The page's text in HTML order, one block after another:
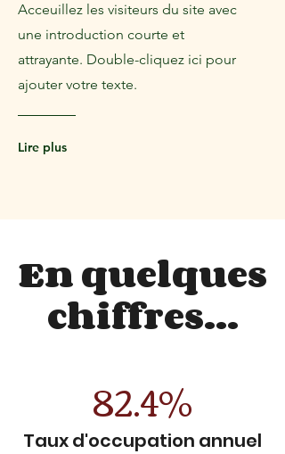
Acceuillez les visiteurs du site avec
une introduction courte et
attrayante. Double-cliquez ici pour
ajouter votre texte.
Lire plus
En quelques
chiffres…
82.4%
Taux d'occupation annuel